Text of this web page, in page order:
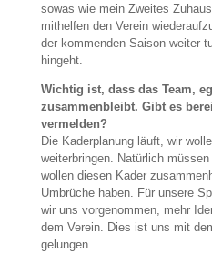
sowas wie mein Zweites
mithelfen den Verein
der kommenden Saison weiter
hingeht.
Wichtig ist, dass das Team,
zusammenbleibt. Gibt es
vermelden?
Die Kaderplanung läuft, wir
weiterbringen. Natürlich
wollen diesen Kader
Umbrüche haben. Für unsere
wir uns vorgenommen, mehr
dem Verein. Dies ist uns mit
gelungen.